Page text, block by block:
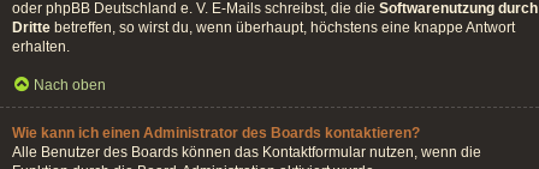
oder phpBB Deutschland e. V. E-Mails schreibst, die die Softwarenutzung durch
Dritte betreffen, so wirst du, wenn überhaupt, höchstens eine knappe Antwort
erhalten.
Nach oben
Wie kann ich einen Administrator des Boards kontaktieren?
Alle Benutzer des Boards können das Kontaktformular nutzen, wenn die